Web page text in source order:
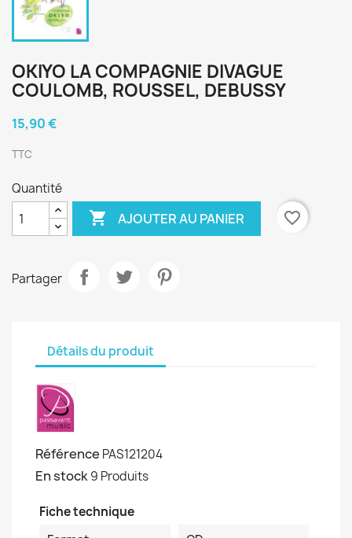
OKIYO LA COMPAGNIE DIVAGUE
COULOMB, ROUSSEL, DEBUSSY
15,90 €
TTC
Quantité
 AJOUTER AU PANIER favorite_border
Partager
Détails du produit
Référence PAS121204
En stock9 Produits
Fiche technique